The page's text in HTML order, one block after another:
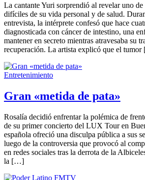
La cantante Yuri sorprendió al revelar uno de
difíciles de su vida personal y de salud.
entrevista, la intérprete confesó que hace
diagnosticada con cáncer de intestino, una
mantener en secreto mientras atravesaba su
recuperación. La artista explicó que el
Entretenimiento
Gran «metida de pata»
Rosalía decidió enfrentar la polémica de
de su primer concierto del LUX Tour en
española ofreció una disculpa pública a sus
luego de la controversia que provocó al
en redes sociales tras la derrota de la
la […]